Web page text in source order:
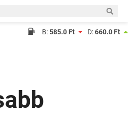
B:585.0 Ft D:660.0 Ft